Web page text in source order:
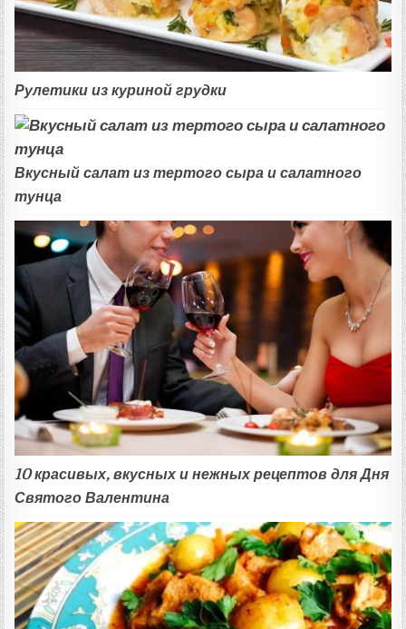
Рулетики из куриной грудки
Вкусный салат из тертого сыра и салатного
тунца
10 красивых, вкусных и нежных рецептов для Дня
Святого Валентина